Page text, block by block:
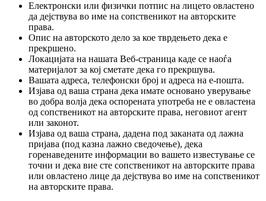
Електронски или физички потпис на лицето овластено
да дејствува во име на сопственикот на авторските
права.
Опис на авторското дело за кое тврдењето дека е
прекршено.
Локацијата на нашата Веб-страница каде се наоѓа
материјалот за кој сметате дека го прекршува.
Вашата адреса, телефонски број и адреса на е-пошта.
Изјава од ваша страна дека имате основано уверување
во добра волја дека оспорената употреба не е овластена
од сопственикот на авторските права, неговиот агент
или законот.
Изјава од ваша страна, дадена под заканата од лажна
пријава (под казна лажно сведочење), дека
горенаведените информации во вашето известување се
точни и дека вие сте сопственикот на авторските права
или овластено лице да дејствува во име на сопственикот
на авторските права.